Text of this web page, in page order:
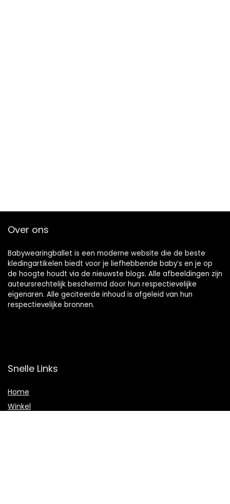
Over ons
Babywearingballet is een moderne website die de beste
kledingartikelen biedt voor je liefhebbende baby’s en je op
de hoogte houdt via de nieuwste blogs. Alle afbeeldingen zijn
auteursrechtelijk beschermd door hun respectievelijke
eigenaren. Alle geciteerde inhoud is afgeleid van hun
respectievelijke bronnen.
Snelle Links
Home
Winkel